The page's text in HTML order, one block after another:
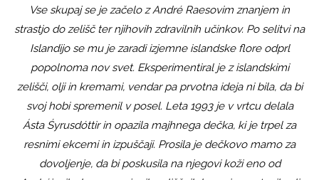
Vse skupaj se je začelo z André Raesovim znanjem in
strastjo do zelišč ter njihovih zdravilnih učinkov. Po selitvi na
Islandijo se mu je zaradi izjemne islandske flore odprl
popolnoma nov svet. Eksperimentiral je z islandskimi
zelišči, olji in kremami, vendar pa prvotna ideja ni bila, da bi
svoj hobi spremenil v posel. Leta 1993 je v vrtcu delala
Ásta Śyrusdóttir in opazila majhnega dečka, ki je trpel za
resnimi ekcemi in izpuščaji. Prosila je dečkovo mamo za
dovoljenje, da bi poskusila na njegovi koži eno od